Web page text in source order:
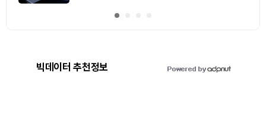
빅데이터 추천정보